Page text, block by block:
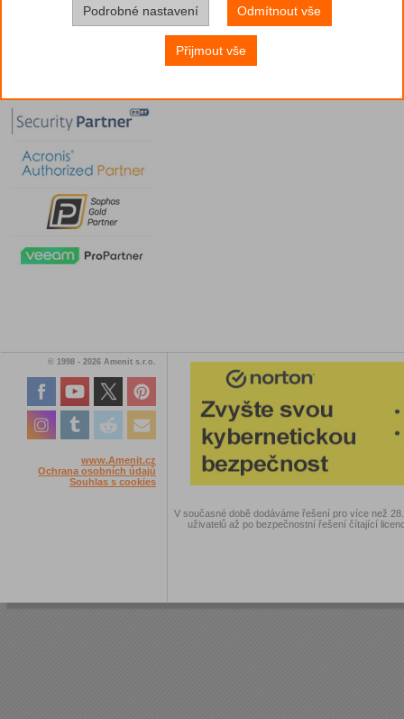
© 1998 - 2026 Amenit s.r.o.
www.Amenit.cz
Ochrana osobních údajů
Souhlas s cookies
V současné době dodáváme řešení pro více než
uživatelů až po bezpečnostní řešení čítající
Podrobné nastavení Odmítnout vše
Přijmout vše